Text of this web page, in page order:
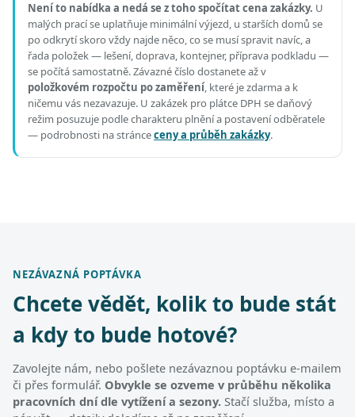
Není to nabídka a nedá se z toho spočítat cena zakázky. U
malých prací se uplatňuje minimální výjezd, u starších domů se
po odkrytí skoro vždy najde něco, co se musí spravit navíc, a
řada položek — lešení, doprava, kontejner, příprava podkladu —
se počítá samostatně. Závazné číslo dostanete až v
položkovém rozpočtu po zaměření, které je zdarma a k
ničemu vás nezavazuje. U zakázek pro plátce DPH se daňový
režim posuzuje podle charakteru plnění a postavení odběratele
— podrobnosti na stránceceny a průběh zakázky.
NEZÁVAZNÁ POPTÁVKA
Chcete vědět, kolik to bude stát
a kdy to bude hotové?
Zavolejte nám, nebo pošlete nezávaznou poptávku e-mailem
či přes formulář. Obvykle se ozveme v průběhu několika
pracovních dní dle vytížení a sezony. Stačí služba, místo a